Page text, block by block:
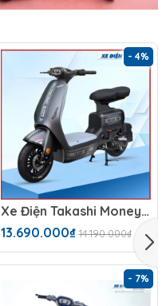
- 4%
Xe Điện Takashi Money (48V-23Ah) 4 Bình
13.690.000₫ 14.190.000₫
- 7%